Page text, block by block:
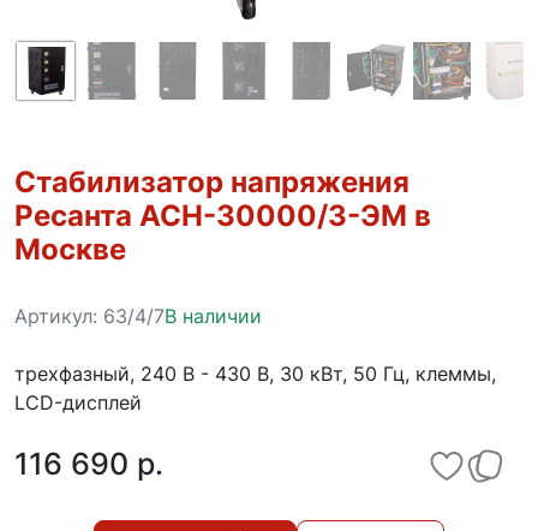
Стабилизатор напряжения
Ресанта АСН-30000/3-ЭМ в
Москве
Артикул: 63/4/7В наличии
трехфазный, 240 В - 430 В, 30 кВт, 50 Гц, клеммы,
LCD-дисплей
116 690 p.